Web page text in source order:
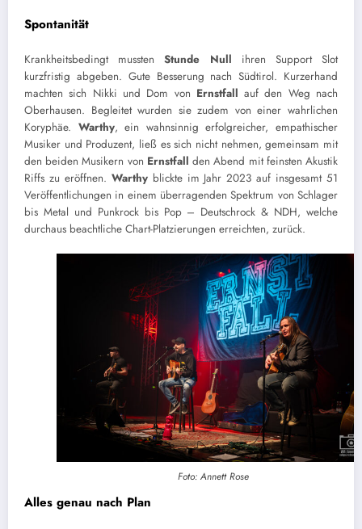
Spontanität
Krankheitsbedingt musstenStunde Null ihren Support Slot
kurzfristig abgeben. Gute Besserung nach Südtirol. Kurzerhand
machten sich Nikki und Dom von Ernstfall auf den Weg nach
Oberhausen. Begleitet wurden sie zudem von einer wahrlichen
Koryphäe. Warthy, ein wahnsinnig erfolgreicher, empathischer
Musiker und Produzent, ließ es sich nicht nehmen, gemeinsam mit
den beiden Musikern von Ernstfall den Abend mit feinsten Akustik
Riffs zu eröffnen. Warthyblickte im Jahr 2023 auf insgesamt 51
Veröffentlichungen in einem überragenden Spektrum von Schlager
bis Metal und Punkrock bis Pop – Deutschrock & NDH, welche
durchaus beachtliche Chart-Platzierungen erreichten, zurück.
Foto: Annett Rose
Alles genau nach Plan